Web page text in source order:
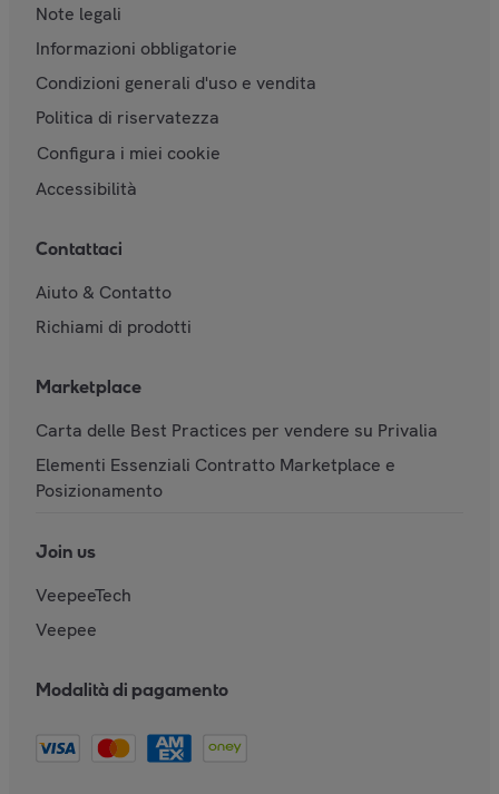
Note legali
Informazioni obbligatorie
Condizioni generali d'uso e vendita
Politica di riservatezza
Configura i miei cookie
Accessibilità
Contattaci
Aiuto & Contatto
Richiami di prodotti
Marketplace
Carta delle Best Practices per vendere su Privalia
Elementi Essenziali Contratto Marketplace e
Posizionamento
Join us
VeepeeTech
Veepee
Modalità di pagamento